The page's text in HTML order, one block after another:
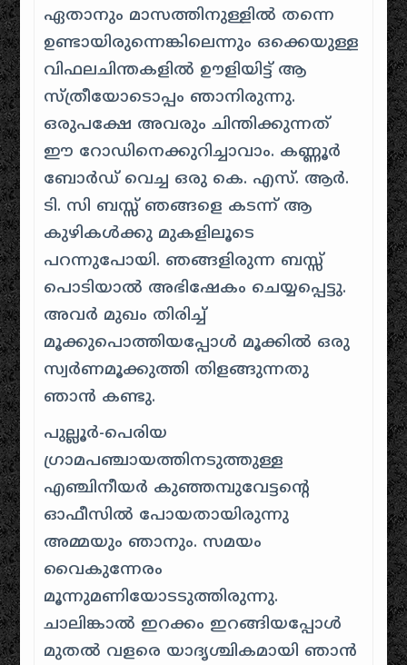
ഏതാനും മാസത്തിനുള്ളില്‍ തന്നെ
ഉണ്ടായിരുന്നെങ്കിലെന്നും ഒക്കെയുള്ള
വിഫലചിന്തകളില്‍ ഊളിയിട്ട് ആ
സ്ത്രീയോടൊപ്പം ഞാനിരുന്നു.
ഒരുപക്ഷേ അവരും ചിന്തിക്കുന്നത്
ഈ റോഡിനെക്കുറിച്ചാവാം. കണ്ണൂര്‍
ബോര്‍ഡ് വെച്ച ഒരു കെ. എസ്. ആര്‍.
ടി. സി ബസ്സ് ഞങ്ങളെ കടന്ന് ആ
കുഴികള്‍ക്കു മുകളിലൂടെ
പറന്നുപോയി. ഞങ്ങളിരുന്ന ബസ്സ്
പൊടിയാല്‍ അഭിഷേകം ചെയ്യപ്പെട്ടു.
അവര്‍ മുഖം തിരിച്ച്
മൂക്കുപൊത്തിയപ്പോള്‍ മൂക്കില്‍ ഒരു
സ്വര്‍‌ണമൂക്കുത്തി തിളങ്ങുന്നതു
ഞാന്‍ കണ്ടു.
പുല്ലൂര്‍-പെരിയ
ഗ്രാമപഞ്ചായത്തിനടുത്തുള്ള
എഞ്ചിനീയര്‍ കുഞ്ഞമ്പുവേട്ടന്റെ
ഓഫീസില്‍ പോയതായിരുന്നു
അമ്മയും ഞാനും. സമയം
വൈകുന്നേരം
മൂന്നുമണിയോടടുത്തിരുന്നു.
ചാലിങ്കാല്‍ ഇറക്കം ഇറങ്ങിയപ്പോള്‍
മുതല്‍ വളരെ യാദൃശ്ചികമായി ഞാന്‍